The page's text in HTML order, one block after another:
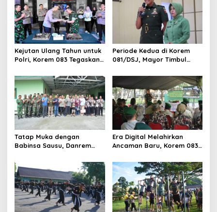
Kejutan Ulang Tahun untuk
Polri, Korem 083 Tegaskan
Malang
Periode Kedua di Korem
081/DSJ, Mayor Timbul
Tatap Muka dengan
Babinsa Sausu, Danrem
Penting untuk Prajurit
Era Digital Melahirkan
Ancaman Baru, Korem 083
Ketahanan Bangsa